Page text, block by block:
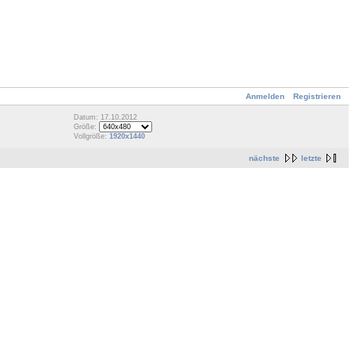
Anmelden Registrieren
Datum: 17.10.2012
Größe:
Vollgröße: 1920x1440
nächste letzte